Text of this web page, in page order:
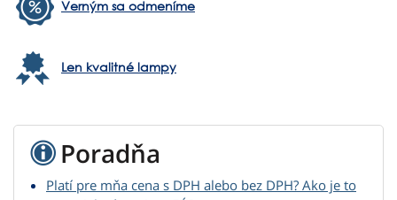
Verným sa odmeníme
Len kvalitné lampy
Poradňa
Platí pre mňa cena s DPH alebo bez DPH? Ako je to